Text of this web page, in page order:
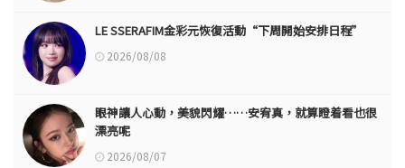
LE SSERAFIM金彩元恢復活動“下周開始安排日程”
2026/08/08
眼神讓人心動，美貌閃耀……安宥真，就算瞪着看也很
漂亮呢
2026/08/07